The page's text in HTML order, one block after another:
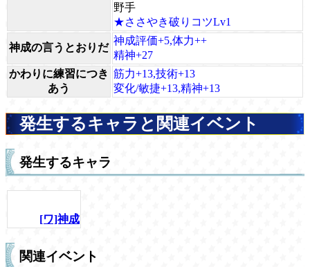
野手
★ささやき破りコツLv1
神成の言うとおりだ
神成評価+5,体力++
精神+27
かわりに練習につき
あう
筋力+13,技術+13
変化/敏捷+13,精神+13
発生するキャラと関連イベント
発生するキャラ
[ワ]神成
関連イベント